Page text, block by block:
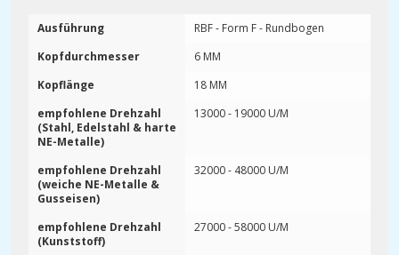
Ausführung
RBF - Form F - Rundbogen
Kopfdurchmesser
6 MM
Kopflänge
18 MM
empfohlene Drehzahl
(Stahl, Edelstahl & harte
NE-Metalle)
13000 - 19000 U/M
empfohlene Drehzahl
(weiche NE-Metalle &
Gusseisen)
32000 - 48000 U/M
empfohlene Drehzahl
(Kunststoff)
27000 - 58000 U/M